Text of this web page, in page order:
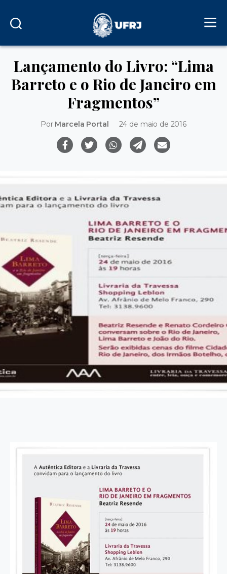
Lançamento do Livro: “Lima
Barreto e o Rio de Janeiro em
Fragmentos”
Por Marcela Portal 24 de maio de 2016